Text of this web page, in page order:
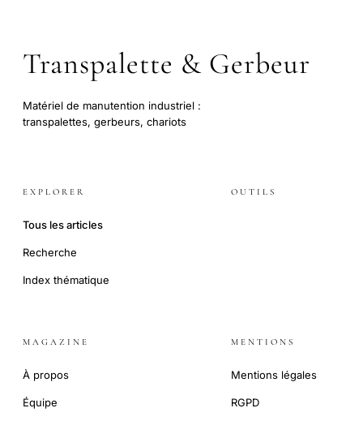
Transpalette & Gerbeur
Matériel de manutention industriel :
transpalettes, gerbeurs, chariots
EXPLORER
Tous les articles
Recherche
Index thématique
OUTILS
MAGAZINE
À propos
Équipe
MENTIONS
Mentions légales
RGPD